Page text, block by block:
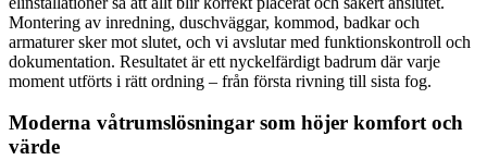
Montering av inredning, duschväggar, kommod, badkar och
armaturer sker mot slutet, och vi avslutar med funktionskontroll och
dokumentation. Resultatet är ett nyckelfärdigt badrum där varje
moment utförts i rätt ordning – från första rivning till sista fog.
Moderna våtrumslösningar som höjer komfort och
värde